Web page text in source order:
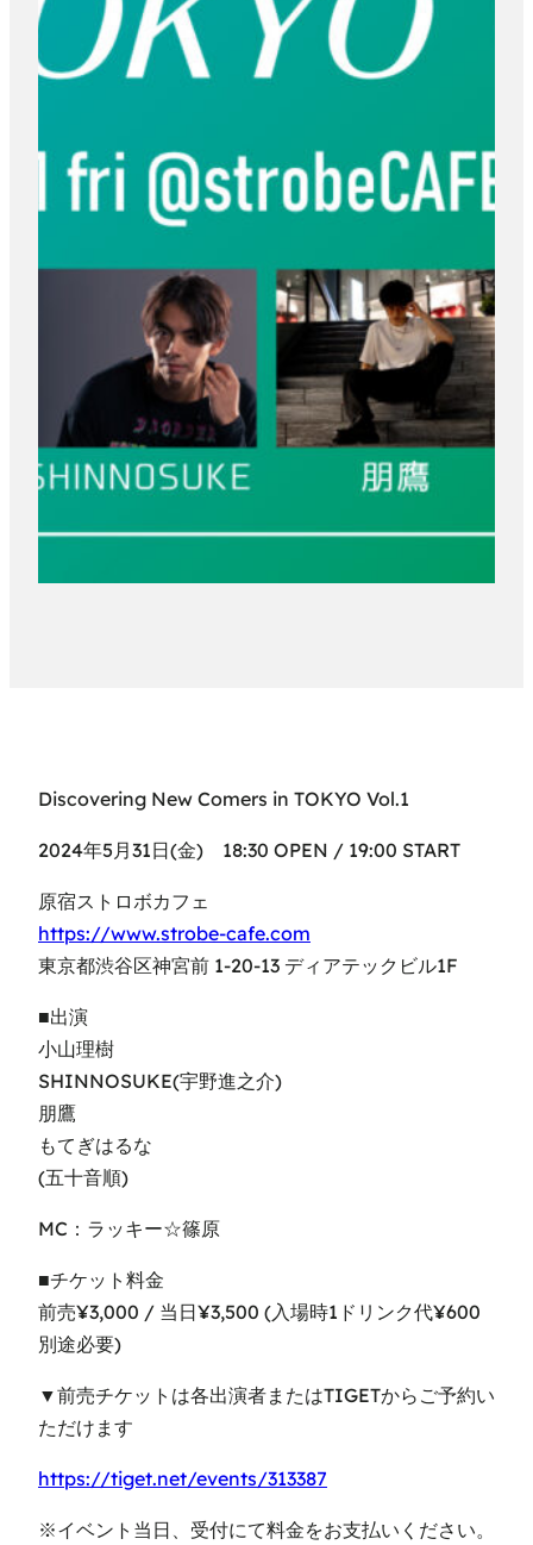
Discovering New Comers in TOKYO Vol.1
2024年5月31日(金) 18:30 OPEN / 19:00 START
原宿ストロボカフェ
https://www.strobe-cafe.com
東京都渋谷区神宮前 1-20-13 ディアテックビル1F
■出演
小山理樹
SHINNOSUKE(宇野進之介)
朋鷹
もてぎはるな
(五十音順)
MC：ラッキー☆篠原
■チケット料金
前売¥3,000 / 当日¥3,500 (入場時1ドリンク代¥600
別途必要)
▼前売チケットは各出演者またはTIGETからご予約い
ただけます
https://tiget.net/events/313387
※イベント当日、受付にて料金をお支払いください。